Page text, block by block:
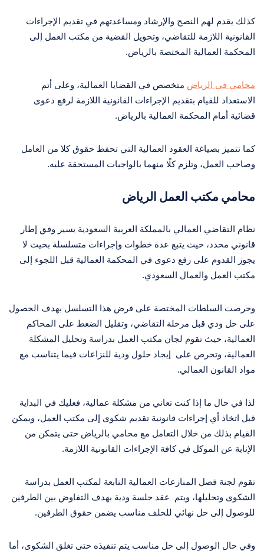
كذلك يقدم لهم النصح والإرشاد ومساعدتهم في تقديم الإجراءات
القانونية اللازمة للتقاضي، وتحويل القضية من مكتب العمل إلى
المحكمة العمالية المختصة بالرياض.
محامي في الرياض متخصص في القضايا العمالية، وعلى أتم
الاستعداد للقيام بتقديم الإجراءات القانونية اللازمة لرفع دعوى
قضائية أمام المحكمة العمالية بالرياض.
كما نتميز بصياغة العقود العمالية التي تحفظ حقوق كلا من العامل
وصاحب العمل، وتلزم كلًا منهما بالواجبات المستحقة عليه.
محامي مكتب العمل الرياض
نظام التقاضي العمالي بالمملكة العربية السعودية يسير وفق إطار
قانوني محدد، حيث يتبع عدة خطوات وإجراءات متسلسلة بحيث لا
يجوز القدوم على رفع دعوى في المحكمة العمالية قبل اللجوء إلى
مكتب العمل والعمال السعودي.
وحرصت السلطات المختصة على فرض هذا التسلسل بهدف الحصول
على حل ودي قبل مرحلة التقاضي، وتقليل الضغط على المحاكم
العمالية، حيث تقوم لجان مكتب العمل بدراسة وتحليل المشكلة
العمالية، وتحرص على إيجاد حلول ودية للنزاعات فيما يتناسب مع
مواد القانون العمالي.
لذا في حال ما إذا كنت تعاني من مشكلة عمالية، فعليك في البداية
قبل اتخاذ أي إجراءات قانونية تقديم شكوى إلى مكتب العمل، ويمكن
القيام بذلك من خلال التعامل مع محامي بالرياض حتى يتمكن من
الإنابة عن الموكل في كافة الإجراءات القانونية اللازمة.
تقوم لجنة فصل المنازعات العمالية التابعة لمكتب العمل بدراسة
الشكوى وتحليلها، ويتم عقد جلسة ودية بهدف التفاوض بين الطرفين
للوصول إلى حل نهائي للخلف مناسب يضمن حقوق الطرفين.
وفي حال الوصول إلى حل مناسب يتم تنفيذه حتى تغلق الشكوى، أما